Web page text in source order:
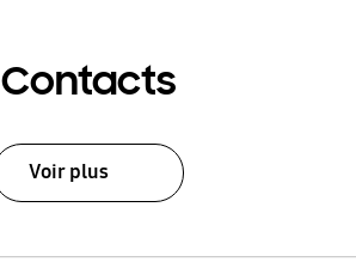
Contacts
Voir plus